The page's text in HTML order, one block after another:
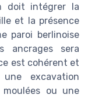
doit intégrer la
et la présence
paroi berlinoise
ancrages sera
est cohérent et
excavation
moulées ou une